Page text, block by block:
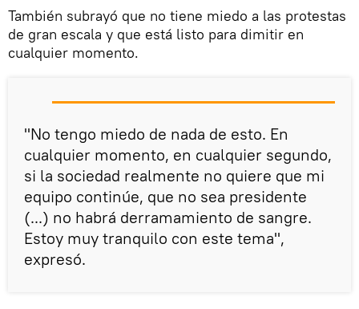
También subrayó que no tiene miedo a las protestas
de gran escala y que está listo para dimitir en
cualquier momento.
"No tengo miedo de nada de esto. En
cualquier momento, en cualquier segundo,
si la sociedad realmente no quiere que mi
equipo continúe, que no sea presidente
(...) no habrá derramamiento de sangre.
Estoy muy tranquilo con este tema",
expresó.